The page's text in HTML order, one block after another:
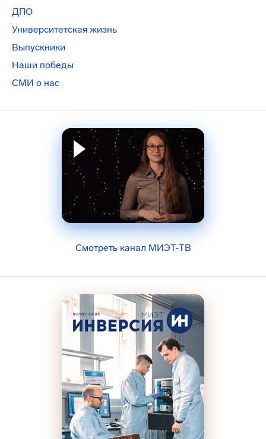
ДПО
Университетская жизнь
Выпускники
Наши победы
СМИ о нас
Смотреть канал МИЭТ-ТВ